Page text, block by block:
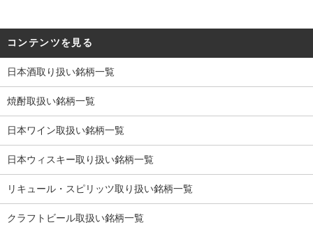
コンテンツを見る
日本酒取り扱い銘柄一覧
焼酎取扱い銘柄一覧
日本ワイン取扱い銘柄一覧
日本ウィスキー取り扱い銘柄一覧
リキュール・スピリッツ取り扱い銘柄一覧
クラフトビール取扱い銘柄一覧